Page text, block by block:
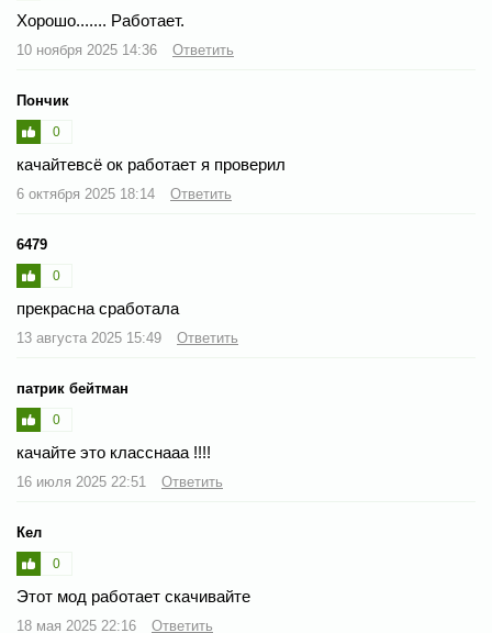
Хорошо....... Работает.
10 ноября 2025 14:36 Ответить
Пончик
0
качайтевсё ок работает я проверил
6 октября 2025 18:14 Ответить
6479
0
прекрасна сработала
13 августа 2025 15:49 Ответить
патрик бейтман
0
качайте это класснааа !!!!
16 июля 2025 22:51 Ответить
Кел
0
Этот мод работает скачивайте
18 мая 2025 22:16 Ответить